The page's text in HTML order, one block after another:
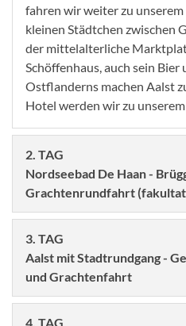
fahren wir weiter zu
kleinen Städtchen zwischen
der mittelalterliche
Schöffenhaus, auch sein
Ostflanderns machen Aalst
Hotel werden wir zu
2. TAG
Nordseebad De Haan -
Grachtenrundfahrt
3. TAG
Aalst mit Stadtrundgang - Gent mit
und Grachtenfahrt
4. TAG